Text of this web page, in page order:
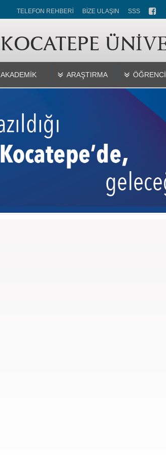
TELEFON REHBERİ BİZE ULAŞIN SSS
AKADEMİK ARAŞTIRMA ÖĞRENCİ